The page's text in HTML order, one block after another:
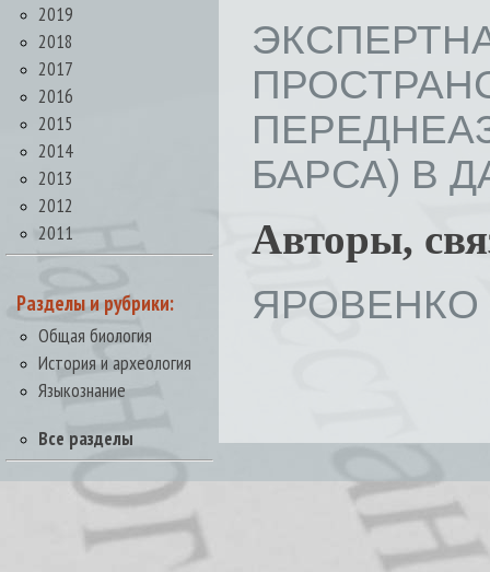
2019
2018
2017
2016
2015
2014
2013
2012
2011
Разделы и рубрики:
Общая биология
История и археология
Языкознание
Все разделы
БАРСА) В
Авторы,
ЯРОВЕНКО